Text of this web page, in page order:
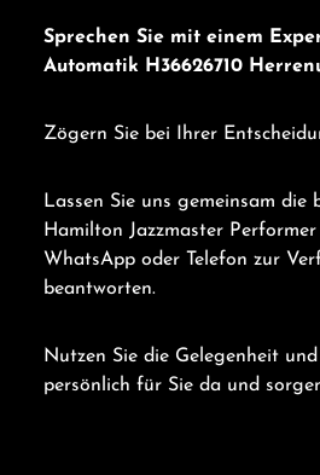
Sprechen Sie mit einem
Automatik H36626710
Zögern Sie bei Ihrer
Lassen Sie uns gemeinsam
Hamilton Jazzmaster
WhatsApp oder Telefon zur
beantworten.
Nutzen Sie die Gelegenheit
persönlich für Sie da und